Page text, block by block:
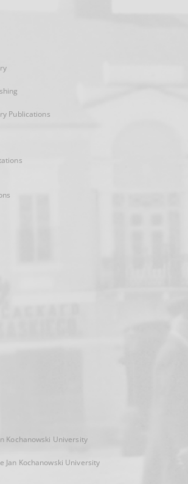
Publications
Kochanowski University
Jan Kochanowski University